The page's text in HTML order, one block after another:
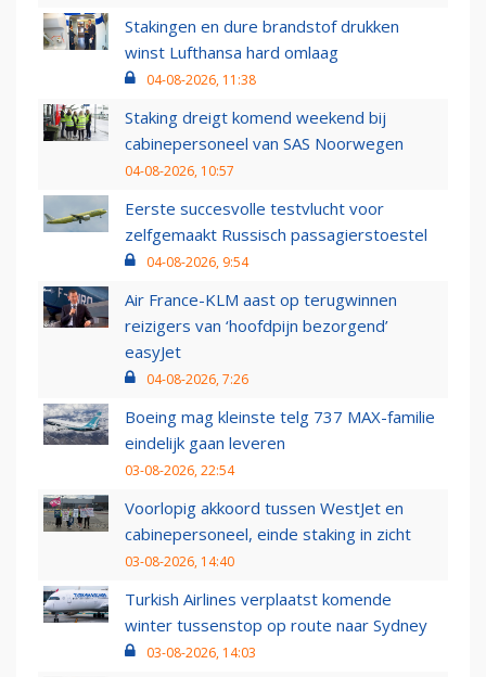
Stakingen en dure brandstof drukken
winst Lufthansa hard omlaag
04-08-2026, 11:38
Staking dreigt komend weekend bij
cabinepersoneel van SAS Noorwegen
04-08-2026, 10:57
Eerste succesvolle testvlucht voor
zelfgemaakt Russisch passagierstoestel
04-08-2026, 9:54
Air France-KLM aast op terugwinnen
reizigers van ‘hoofdpijn bezorgend’
easyJet
04-08-2026, 7:26
Boeing mag kleinste telg 737 MAX-familie
eindelijk gaan leveren
03-08-2026, 22:54
Voorlopig akkoord tussen WestJet en
cabinepersoneel, einde staking in zicht
03-08-2026, 14:40
Turkish Airlines verplaatst komende
winter tussenstop op route naar Sydney
03-08-2026, 14:03